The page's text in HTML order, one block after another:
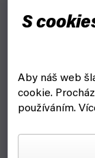
S
Aby náš web
cookie.
používáním.